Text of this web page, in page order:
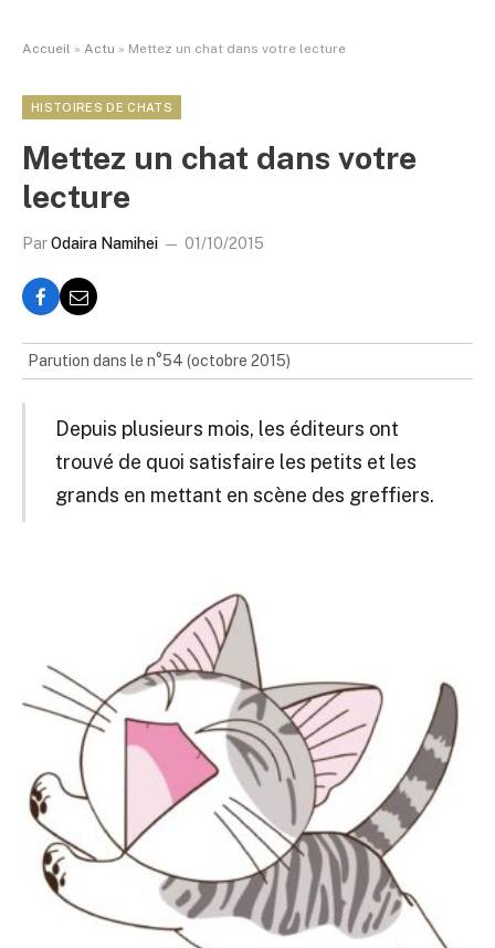
Accueil » Actu » Mettez un chat dans votre lecture
HISTOIRES DE CHATS
Mettez un chat dans votre
lecture
ParOdaira Namihei 01/10/2015
Parution dans le n°54 (octobre 2015)
Depuis plusieurs mois, les éditeurs ont
trouvé de quoi satisfaire les petits et les
grands en mettant en scène des greffiers.